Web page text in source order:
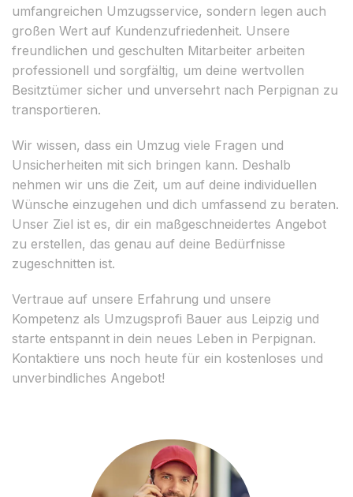
umfangreichen Umzugsservice, sondern legen auch
großen Wert auf Kundenzufriedenheit. Unsere
freundlichen und geschulten Mitarbeiter arbeiten
professionell und sorgfältig, um deine wertvollen
Besitztümer sicher und unversehrt nach Perpignan zu
transportieren.
Wir wissen, dass ein Umzug viele Fragen und
Unsicherheiten mit sich bringen kann. Deshalb
nehmen wir uns die Zeit, um auf deine individuellen
Wünsche einzugehen und dich umfassend zu beraten.
Unser Ziel ist es, dir ein maßgeschneidertes Angebot
zu erstellen, das genau auf deine Bedürfnisse
zugeschnitten ist.
Vertraue auf unsere Erfahrung und unsere
Kompetenz als Umzugsprofi Bauer aus Leipzig und
starte entspannt in dein neues Leben in Perpignan.
Kontaktiere uns noch heute für ein kostenloses und
unverbindliches Angebot!